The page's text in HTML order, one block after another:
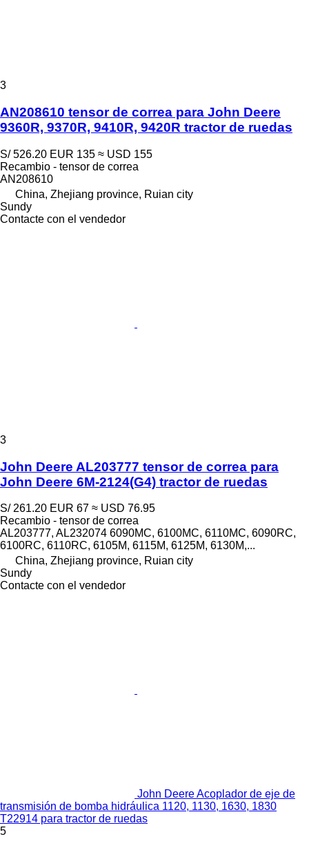
3
AN208610 tensor de correa para John Deere
9360R, 9370R, 9410R, 9420R tractor de ruedas
S/ 526.20 EUR 135 ≈ USD 155
Recambio - tensor de correa
AN208610
China, Zhejiang province, Ruian city
Sundy
Contacte con el vendedor
3
John Deere AL203777 tensor de correa para
John Deere 6M-2124(G4) tractor de ruedas
S/ 261.20 EUR 67 ≈ USD 76.95
Recambio - tensor de correa
AL203777, AL232074 6090MC, 6100MC, 6110MC, 6090RC,
6100RC, 6110RC, 6105M, 6115M, 6125M, 6130M,...
China, Zhejiang province, Ruian city
Sundy
Contacte con el vendedor
John Deere Acoplador de eje de
transmisión de bomba hidráulica 1120, 1130, 1630, 1830
T22914 para tractor de ruedas
5